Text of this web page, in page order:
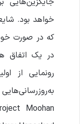
که در صورت
در یک اتفاق
رونمایی از